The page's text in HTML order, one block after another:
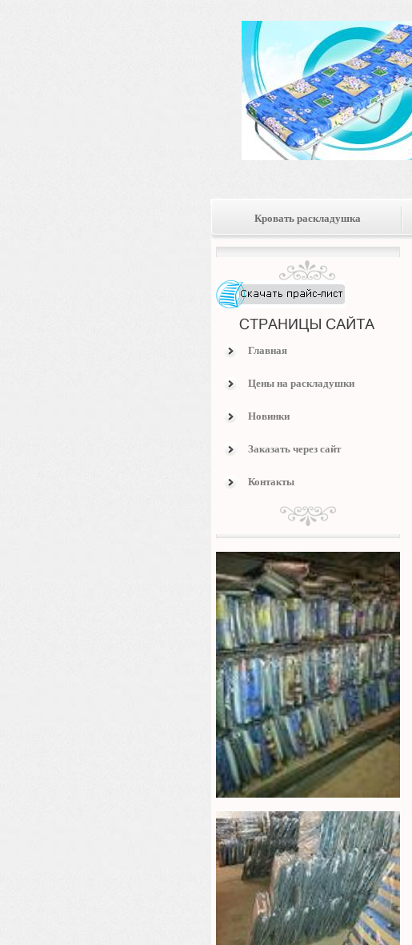
Кровать раскладушка
Главная
Цены на раскладушки
Новинки
Заказать через сайт
Контакты